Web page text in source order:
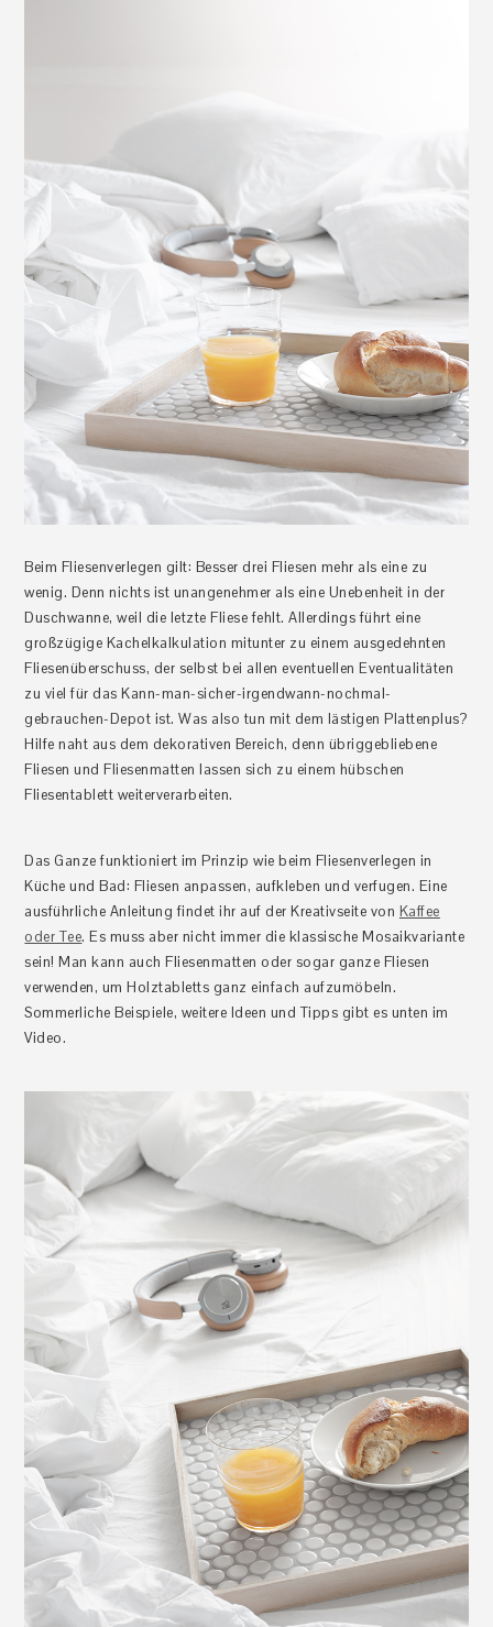
Beim Fliesenverlegen gilt: Besser drei Fliesen mehr als eine zu
wenig. Denn nichts ist unangenehmer als eine Unebenheit in der
Duschwanne, weil die letzte Fliese fehlt. Allerdings führt eine
großzügige Kachelkalkulation mitunter zu einem ausgedehnten
Fliesenüberschuss, der selbst bei allen eventuellen Eventualitäten
zu viel für das Kann-man-sicher-irgendwann-nochmal-
gebrauchen-Depot ist. Was also tun mit dem lästigen Plattenplus?
Hilfe naht aus dem dekorativen Bereich, denn übriggebliebene
Fliesen und Fliesenmatten lassen sich zu einem hübschen
Fliesentablett weiterverarbeiten.
Das Ganze funktioniert im Prinzip wie beim Fliesenverlegen in
Küche und Bad: Fliesen anpassen, aufkleben und verfugen. Eine
ausführliche Anleitung findet ihr auf der Kreativseite von Kaffee
oder Tee. Es muss aber nicht immer die klassische Mosaikvariante
sein! Man kann auch Fliesenmatten oder sogar ganze Fliesen
verwenden, um Holztabletts ganz einfach aufzumöbeln.
Sommerliche Beispiele, weitere Ideen und Tipps gibt es unten im
Video.